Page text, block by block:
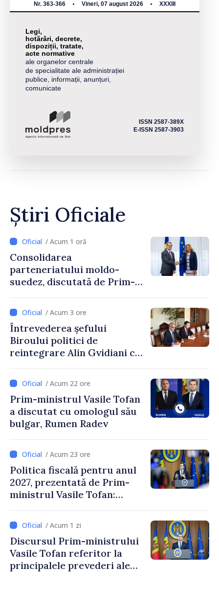
Nr. 363-366 Vineri, 07 august 2026 XXXIII
Legi,
hotărâri, decrete,
dispoziții, tratate,
acte normative
ale organelor centrale
de specialitate ale administrației
publice, informații, anunțuri,
comunicate
ISSN 2587-389X
E-ISSN 2587-3903
Știri Oficiale
/ Acum 1 oră
Consolidarea
parteneriatului moldo-
suedez, discutată de Prim-
Ambasadoarea Suediei,
Petra Lärke/ Acum 3 ore
Întrevederea șefului
Biroului politici de
reintegrare Alin Gvidiani cu
Comitetului Internațional al
Crucii Roșii în Moldova
/ Acum 22 ore
Prim-ministrul Vasile Tofan
a discutat cu omologul său
bulgar, Rumen Radev
/ Acum 23 ore
Politica fiscală pentru anul
2027, prezentată de Prim-
ministrul Vasile Tofan:
stimularea investițiilor și o
taxare mai echitabilă
/ Acum 1 zi
Discursul Prim-ministrului
Vasile Tofan referitor la
principalele prevederi ale